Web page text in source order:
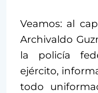
Veamos: al
Archivaldo
la policía
ejército,
todo